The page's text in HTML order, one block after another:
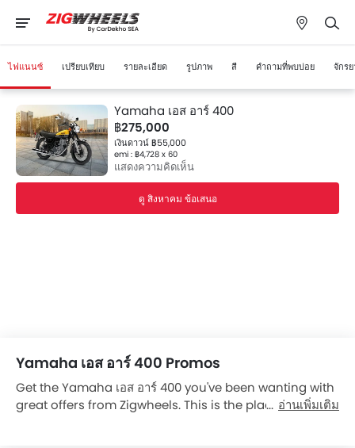
ไฟแนนซ์ เปรียบเทียบ รายละเอียด รูปภาพ สี คำถามที่พบบ่อย จักร
Yamaha เอส อาร์ 400
฿275,000
เงินดาวน์ ฿55,000
emi : ฿4,728 x 60
แสดงความคิดเห็น
ดู สิงหาคม ข้อเสนอ
Yamaha เอส อาร์ 400 Promos
Get the Yamaha เอส อาร์ 400 you've been wanting with
great offers from Zigwheels. This is the place to find
อ่านเพิ่มเติม